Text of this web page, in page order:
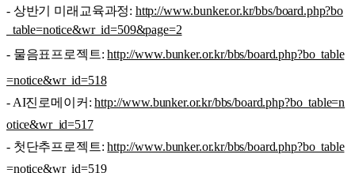
- 상반기 미래교육과정: http://www.bunker.or.kr/bbs/board.php?bo
_table=notice&wr_id=509&page=2
​- 물음표프로젝트:http://www.bunker.or.kr/bbs/board.php?bo_table
=notice&wr_id=518
- AI진로메이커:http://www.bunker.or.kr/bbs/board.php?bo_table=n
otice&wr_id=517
- 첫단추프로젝트:http://www.bunker.or.kr/bbs/board.php?bo_table
=notice&wr_id=519